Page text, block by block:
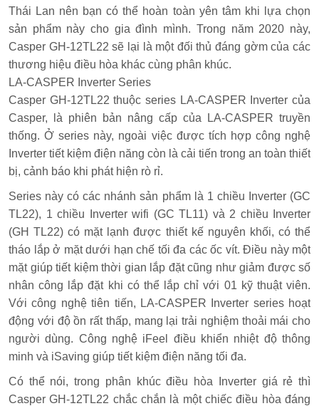
Thái Lan nên bạn có thể hoàn toàn yên tâm khi lựa chọn
sản phẩm này cho gia đình mình. Trong năm 2020 này,
Casper GH-12TL22 sẽ lại là một đối thủ đáng gờm của các
thương hiệu điều hòa khác cùng phân khúc.
LA-CASPER Inverter Series
Casper GH-12TL22 thuộc series LA-CASPER Inverter của
Casper, là phiên bản nâng cấp của LA-CASPER truyền
thống. Ở series này, ngoài việc được tích hợp công nghệ
Inverter tiết kiệm điện năng còn là cải tiến trong an toàn thiết
bị, cảnh báo khi phát hiện rò rỉ.
Series này có các nhánh sản phẩm là 1 chiều Inverter (GC
TL22), 1 chiều Inverter wifi (GC TL11) và 2 chiều Inverter
(GH TL22) có mặt lạnh được thiết kế nguyên khối, có thể
tháo lắp ở mặt dưới hạn chế tối đa các ốc vít. Điều này một
mặt giúp tiết kiệm thời gian lắp đặt cũng như giảm được số
nhân công lắp đặt khi có thể lắp chỉ với 01 kỹ thuật viên.
Với công nghệ tiên tiến, LA-CASPER Inverter series hoạt
động với độ ồn rất thấp, mang lại trải nghiệm thoải mái cho
người dùng. Công nghệ iFeel điều khiển nhiệt độ thông
minh và iSaving giúp tiết kiệm điện năng tối đa.
Có thể nói, trong phân khúc điều hòa Inverter giá rẻ thì
Casper GH-12TL22 chắc chắn là một chiếc điều hòa đáng